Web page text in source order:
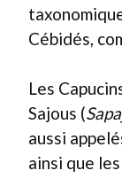
Cébidés,
Les
Sajous (
aussi
ainsi que